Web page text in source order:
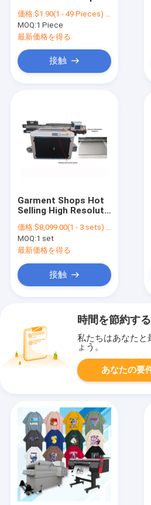
printer factory good
quality UV ink filter
価格:$1.90(1 - 49 Pieces) $1.30(50 - 199 Pieces) $1.00(200 - 499 Pieces) $0.85(>=500 Pieces)
MOQ:1 Piece
最新価格を得る
接触
Garment Shops Hot
Selling High Resolut
Printing Machine
Large Inkjet Digital
UV Flatbed Printer
価格:$8,099.00(1 - 3 sets) $7,599.00(4 - 9 sets) $7,399.00(>=10 sets)
MOQ:1 set
最新価格を得る
接触
時間を節約する
私たちはあなたと
ょう。
あなたの要